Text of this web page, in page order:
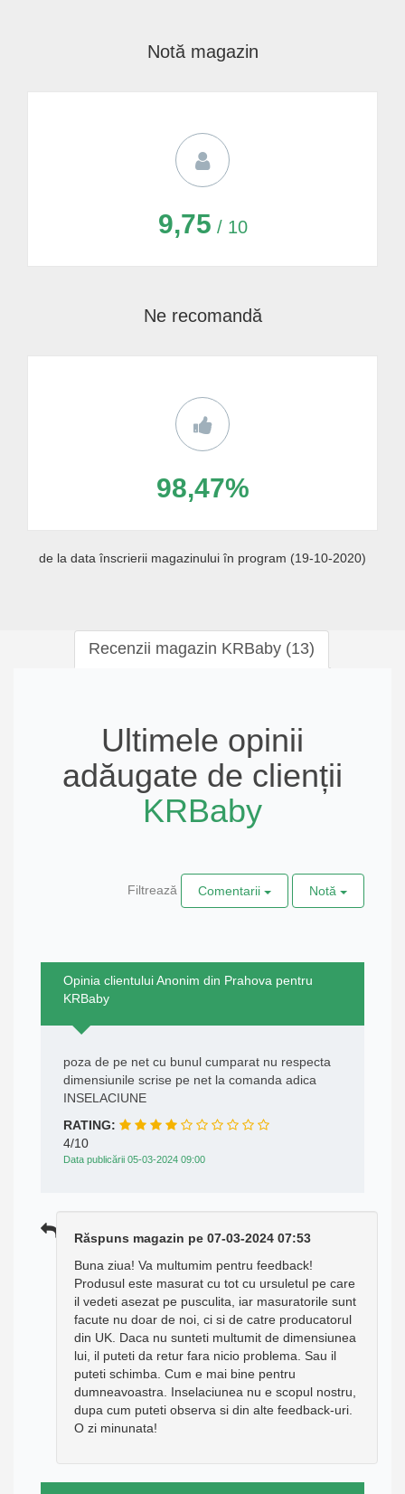
Notă magazin
9,75 / 10
Ne recomandă
98,47%
de la data înscrierii magazinului în program (19-10-2020)
Recenzii magazin KRBaby (13)
Ultimele opinii
adăugate de clienții
KRBaby
Filtrează Comentarii Notă
Opinia clientului Anonim din Prahova pentru
KRBaby
poza de pe net cu bunul cumparat nu respecta
dimensiunile scrise pe net la comanda adica
INSELACIUNE
RATING:
4/10
Data publicării 05-03-2024 09:00
Răspuns magazin pe 07-03-2024 07:53
Buna ziua! Va multumim pentru feedback!
Produsul este masurat cu tot cu ursuletul pe care
il vedeti asezat pe pusculita, iar masuratorile sunt
facute nu doar de noi, ci si de catre producatorul
din UK. Daca nu sunteti multumit de dimensiunea
lui, il puteti da retur fara nicio problema. Sau il
puteti schimba. Cum e mai bine pentru
dumneavoastra. Inselaciunea nu e scopul nostru,
dupa cum puteti observa si din alte feedback-uri.
O zi minunata!